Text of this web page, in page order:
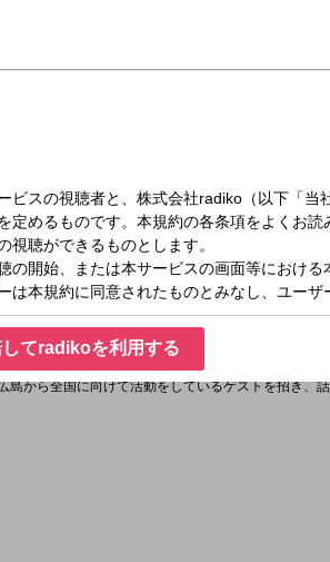
ユニコーンのメンバーのことを語るほか、ときには
する川西幸一。
活スタイルをスタート。
から全国に向けて活動をしているゲストを招き、
てradikoを利用する